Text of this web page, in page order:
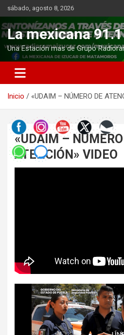
Saltar
al
contenido
sábado, agosto 8, 2026
La mexicana
Una Estación mas de Grupo
Inicio «UDAIM – NÚMERO DE
«UDAIM –
ATENCIÓN» VIDEO